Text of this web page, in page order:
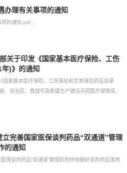
办理有关事项的通知
的通知.pdf...
关于印发《国家基本医疗保险、工伤
)》的通知
国家基本医疗保险、工伤保险和生育保险药品目录
自治区、直辖市及新疆生产建设兵团医疗保障局、
完善国家医保谈判药品“双通道”管理
的通知
保谈判药品“双通道”管理机制持续做好谈判药品落地